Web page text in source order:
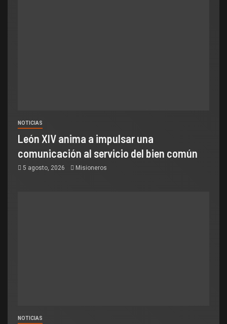
NOTICIAS
León XIV anima a impulsar una
comunicación al servicio del bien común
5 agosto, 2026 Misioneros
NOTICIAS